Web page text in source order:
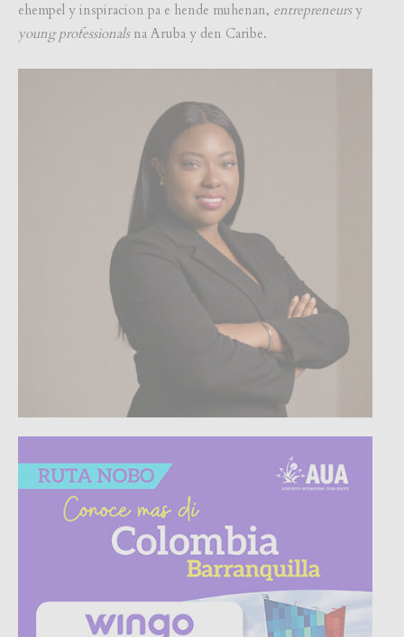
ehempel y inspiracion pa e hende muhenan, entrepreneursy
young professionalsna Aruba y den Caribe.